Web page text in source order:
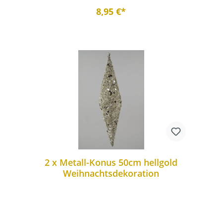
8,95 €*
2 x Metall-Konus 50cm hellgold
Weihnachtsdekoration